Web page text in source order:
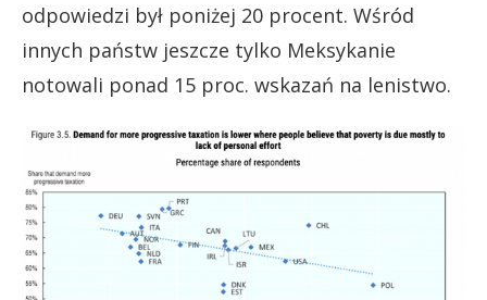
odpowiedzi był poniżej 20 procent. Wśród
innych państw jeszcze tylko Meksykanie
notowali ponad 15 proc. wskazań na lenistwo.